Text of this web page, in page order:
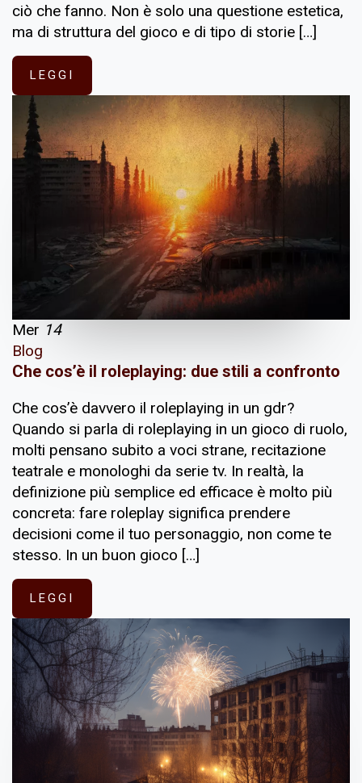
ciò che fanno. Non è solo una questione estetica,
ma di struttura del gioco e di tipo di storie […]
LEGGI
Mer 14
Blog
Che cos’è il roleplaying: due stili a confronto
Che cos’è davvero il roleplaying in un gdr?
Quando si parla di roleplaying in un gioco di ruolo,
molti pensano subito a voci strane, recitazione
teatrale e monologhi da serie tv. In realtà, la
definizione più semplice ed efficace è molto più
concreta: fare roleplay significa prendere
decisioni come il tuo personaggio, non come te
stesso. In un buon gioco […]
LEGGI